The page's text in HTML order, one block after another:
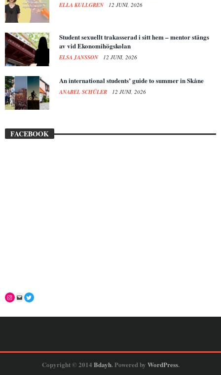
ELLA KULLGREN 12 JUNI, 2026
Student sexuellt trakasserad i sitt hem – mentor stängs
av vid Ekonomihögskolan
ELSA JANSSON 12 JUNI, 2026
An international students’ guide to summer in Skåne
ANABEL SCHÜLER 12 JUNI, 2026
FACEBOOK
Copyright © 2014 Bdayh. Powered by WordPress.